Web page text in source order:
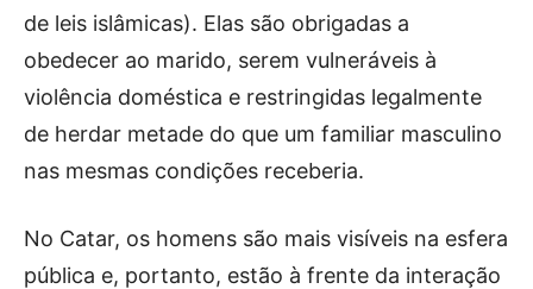
de leis islâmicas). Elas são obrigadas a
obedecer ao marido, serem vulneráveis à
violência doméstica e restringidas legalmente
de herdar metade do que um familiar masculino
nas mesmas condições receberia.
No Catar, os homens são mais visíveis na esfera
pública e, portanto, estão à frente da interação